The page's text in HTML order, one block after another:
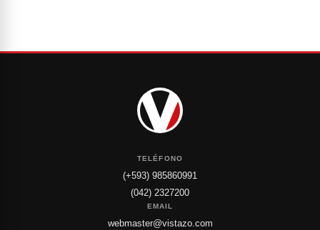
TELÉFONO
(+593) 985860991
(042) 2327200
EMAIL
webmaster@vistazo.com